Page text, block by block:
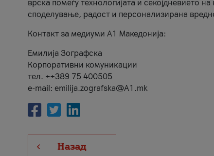
врска помеѓу технологијата и секојдневието
споделување, радост и персонализирана
Контакт за медиуми А1 Македонија:
Емилија Зографска
Корпоративни комуникации
тел. ++389 75 400505
e-mail: emilija.zografska@A1.mk
Назад